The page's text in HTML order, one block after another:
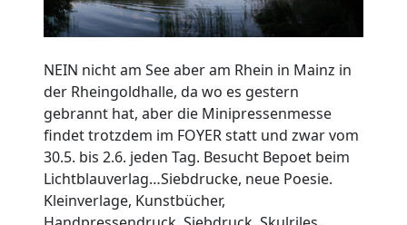
NEIN nicht am See aber am Rhein in Mainz in
der Rheingoldhalle, da wo es gestern
gebrannt hat, aber die Minipressenmesse
findet trotzdem im FOYER statt und zwar vom
30.5. bis 2.6. jeden Tag. Besucht Bepoet beim
Lichtblauverlag…Siebdrucke, neue Poesie.
Kleinverlage, Kunstbücher,